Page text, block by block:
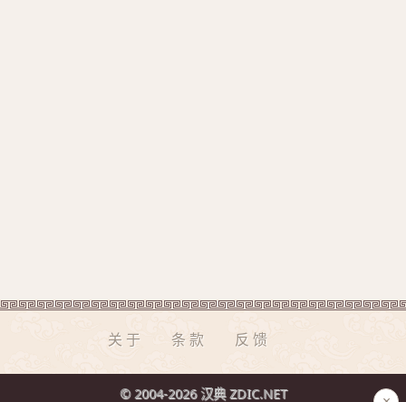
关于 条款 反馈
© 2004-2026 汉典 ZDIC.NET